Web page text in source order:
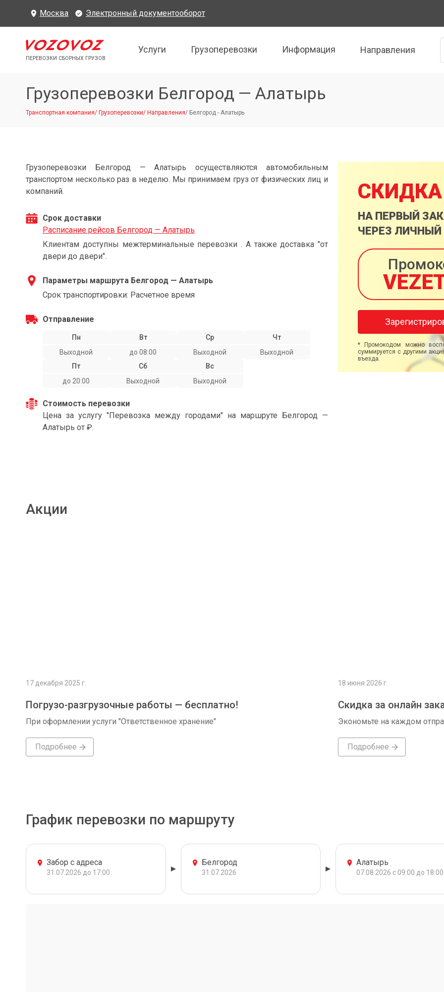
Москва Электронный документооборот
ПЕРЕВОЗКИ СБОРНЫХ ГРУЗОВ
Услуги Грузоперевозки Информация Направления
Грузоперевозки Белгород — Алатырь
Транспортная компания/ Грузоперевозки/ Направления/ Белгород - Алатырь
Грузоперевозки Белгород — Алатырь осуществляются автомобильным
транспортом несколько раз в неделю. Мы принимаем груз от физических лиц и
компаний.
Срок доставки
Расписание рейсов Белгород — Алатырь
Клиентам доступны межтерминальные перевозки . А также доставка "от
двери до двери".
Параметры маршрута Белгород — Алатырь
Срок транспортировки: Расчетное время
Отправление
Пн
Выходной
Вт
до 08:00
Ср
Выходной
Чт
Выходной
Пт
до 20:00
Сб
Выходной
Вс
Выходной
Стоимость перевозки
Цена за услугу "Перевозка между городами" на маршруте Белгород —
Алатырь от ₽.
СКИДКА
НА ПЕРВЫЙ
ЧЕРЕЗ ЛИЧНЫЙ
* Промокодом можно
суммируется с другими
въезда.
Акции
17 декабря 2025 г.
Погрузо-разгрузочные работы — бесплатно!
При оформлении услуги "Ответственное хранение"
Подробнее
18 июня 2026 г.
Скидка за онлайн
Экономьте на каждом
Подробнее
График перевозки по маршруту
Забор с адреса
31.07.2026 до 17:00
Белгород
31.07.2026
Алатырь
07.08.2026 с 09:00 до 18:00